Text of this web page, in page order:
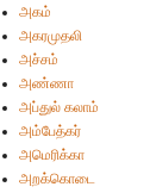
அகம்
அகரமுதலி
அச்சம்
அண்ணா
அப்துல் கலாம்
அம்பேத்கர்
அமெரிக்கா
அறக்கொடை